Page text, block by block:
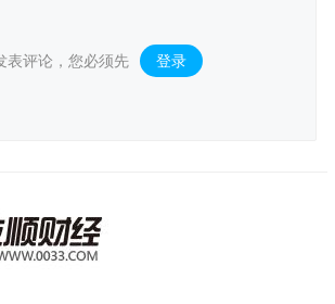
表评论，您必须先 登录 。